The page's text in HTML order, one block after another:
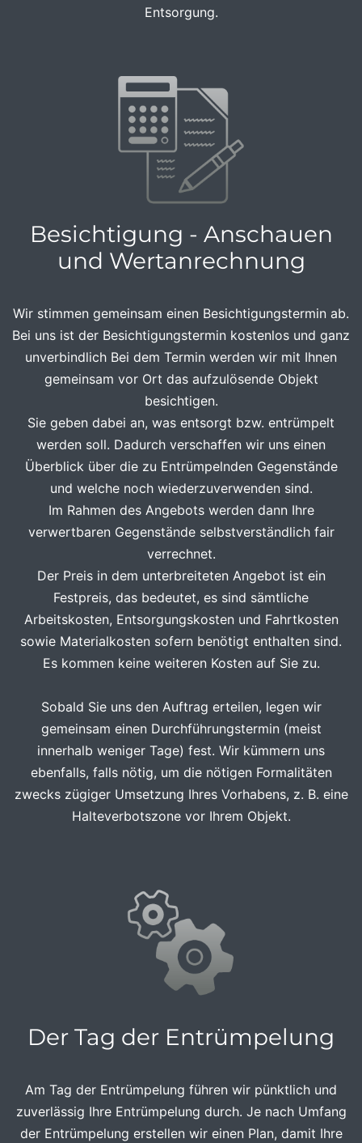
Entsorgung.
Besichtigung - Anschauen
und Wertanrechnung
Wir stimmen gemeinsam einen Besichtigungstermin ab.
Bei uns ist der Besichtigungstermin kostenlos und ganz
unverbindlich Bei dem Termin werden wir mit Ihnen
gemeinsam vor Ort das aufzulösende Objekt
besichtigen.
Sie geben dabei an, was entsorgt bzw. entrümpelt
werden soll. Dadurch verschaffen wir uns einen
Überblick über die zu Entrümpelnden Gegenstände
und welche noch wiederzuverwenden sind.
Im Rahmen des Angebots werden dann Ihre
verwertbaren Gegenstände selbstverständlich fair
verrechnet.
Der Preis in dem unterbreiteten Angebot ist ein
Festpreis, das bedeutet, es sind sämtliche
Arbeitskosten, Entsorgungskosten und Fahrtkosten
sowie Materialkosten sofern benötigt enthalten sind.
Es kommen keine weiteren Kosten auf Sie zu.
Sobald Sie uns den Auftrag erteilen, legen wir
gemeinsam einen Durchführungstermin (meist
innerhalb weniger Tage) fest. Wir kümmern uns
ebenfalls, falls nötig, um die nötigen Formalitäten
zwecks zügiger Umsetzung Ihres Vorhabens, z. B. eine
Halteverbotszone vor Ihrem Objekt.
Der Tag der Entrümpelung
Am Tag der Entrümpelung führen wir pünktlich und
zuverlässig Ihre Entrümpelung durch. Je nach Umfang
der Entrümpelung erstellen wir einen Plan, damit Ihre